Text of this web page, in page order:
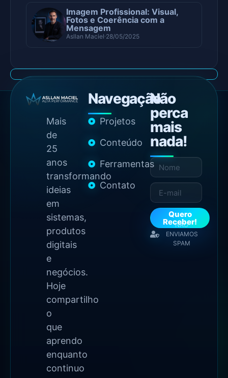
Uma Ferramenta Poderosa
de Influência
Asllan Maciel 30/05/2025
Fotos e Coerência com a
Mensagem
Mais
de
25
anos
transformando
ideias
em
sistemas,
produtos
digitais
e
negócios.
Hoje
compartilho
o
que
Navegação
Projetos
Conteúdo
Ferramentas
Não
perca
mais
nada!